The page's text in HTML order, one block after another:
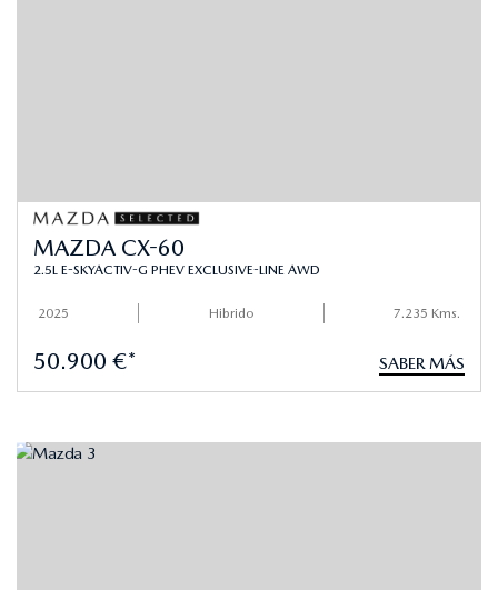
MAZDA CX-60
2.5L E-SKYACTIV-G PHEV EXCLUSIVE-LINE AWD
2025 Hibrido 7.235 Kms.
50.900 €* SABER MÁS